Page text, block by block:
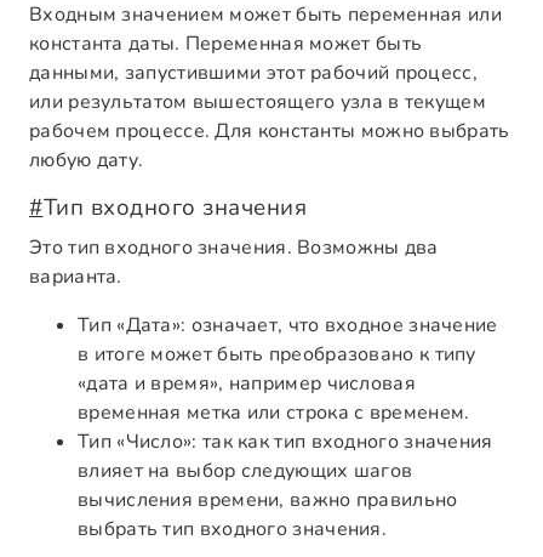
Входным значением может быть переменная или
константа даты. Переменная может быть
данными, запустившими этот рабочий процесс,
или результатом вышестоящего узла в текущем
рабочем процессе. Для константы можно выбрать
любую дату.
#Тип входного значения
Это тип входного значения. Возможны два
варианта.
Тип «Дата»: означает, что входное значение
в итоге может быть преобразовано к типу
«дата и время», например числовая
временная метка или строка с временем.
Тип «Число»: так как тип входного значения
влияет на выбор следующих шагов
вычисления времени, важно правильно
выбрать тип входного значения.